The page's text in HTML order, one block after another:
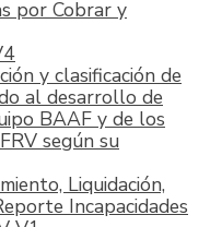
por Cobrar y
y clasificación de
al desarrollo de
BAAF y de los
según su
Liquidación,
Incapacidades